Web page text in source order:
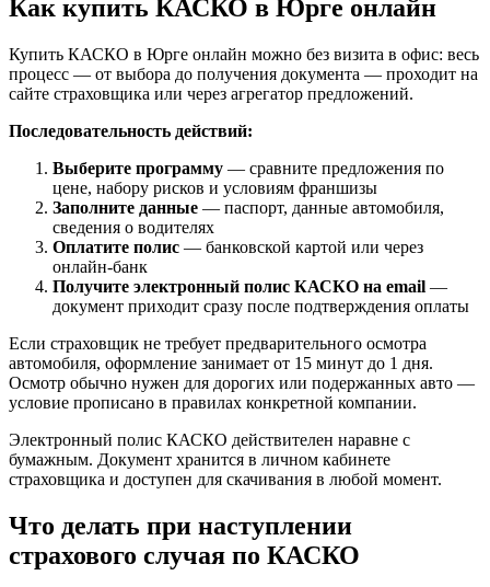
Как купить КАСКО в Юрге онлайн
Купить КАСКО в Юрге онлайн можно без визита в офис: весь
процесс — от выбора до получения документа — проходит на
сайте страховщика или через агрегатор предложений.
Последовательность действий:
Выберите программу — сравните предложения по
цене, набору рисков и условиям франшизы
Заполните данные — паспорт, данные автомобиля,
сведения о водителях
Оплатите полис — банковской картой или через
онлайн-банк
Получите электронный полис КАСКО на email —
документ приходит сразу после подтверждения оплаты
Если страховщик не требует предварительного осмотра
автомобиля, оформление занимает от 15 минут до 1 дня.
Осмотр обычно нужен для дорогих или подержанных авто —
условие прописано в правилах конкретной компании.
Электронный полис КАСКО действителен наравне с
бумажным. Документ хранится в личном кабинете
страховщика и доступен для скачивания в любой момент.
Что делать при наступлении
страхового случая по КАСКО